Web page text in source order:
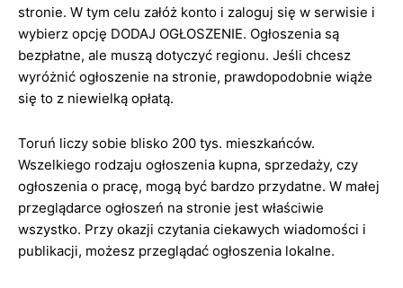
stronie. W tym celu załóż konto i zaloguj się w serwisie i
wybierz opcję DODAJ OGŁOSZENIE. Ogłoszenia są
bezpłatne, ale muszą dotyczyć regionu. Jeśli chcesz
wyróżnić ogłoszenie na stronie, prawdopodobnie wiąże
się to z niewielką opłatą.
Toruń liczy sobie blisko 200 tys. mieszkańców.
Wszelkiego rodzaju ogłoszenia kupna, sprzedaży, czy
ogłoszenia o pracę, mogą być bardzo przydatne. W małej
przeglądarce ogłoszeń na stronie jest właściwie
wszystko. Przy okazji czytania ciekawych wiadomości i
publikacji, możesz przeglądać ogłoszenia lokalne.